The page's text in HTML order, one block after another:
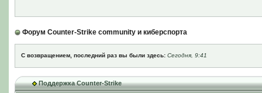
Форум Counter-Strike community и киберспорта
С возвращением, последний раз вы были здесь: Сегодня, 9:41
Поддержка Counter-Strike